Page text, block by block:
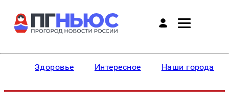
Здоровье Интересное Наши города